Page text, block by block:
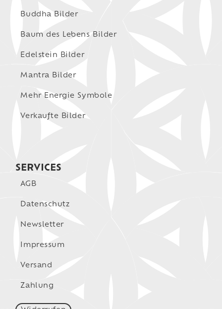
Buddha Bilder
Baum des Lebens Bilder
Edelstein Bilder
Mantra Bilder
Mehr Energie Symbole
Verkaufte Bilder
SERVICES
AGB
Datenschutz
Newsletter
Impressum
Versand
Zahlung